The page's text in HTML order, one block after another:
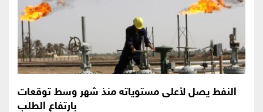
النفط يصل لأعلى مستوياته منذ شهر وسط توقعات
بارتفاع الطلب